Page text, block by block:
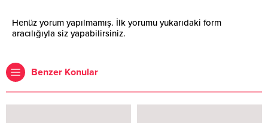
Henüz yorum yapılmamış. İlk yorumu yukarıdaki form
aracılığıyla siz yapabilirsiniz.
Benzer Konular